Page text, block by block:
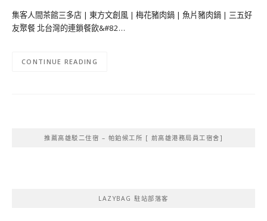
集客人間茶館三多店 | 東方文創風 | 梅花豬肉鍋 | 魚片豬肉鍋 | 三五好
友聚餐 北台灣的連鎖餐飲&#82…
CONTINUE READING
推薦高雄駁二住宿 – 帕鉑候工所 [ 前高雄港務局員工宿舍]
LAZYBAG 駐站部落客